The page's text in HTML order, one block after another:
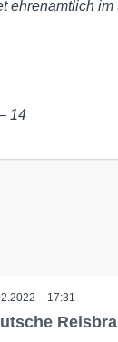
ehrenamtlich
14
– 17:31